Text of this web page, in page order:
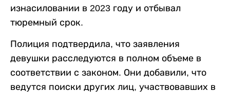
изнасиловании в 2023 году и отбывал
тюремный срок.
Полиция подтвердила, что заявления
девушки расследуются в полном объеме в
соответствии с законом. Они добавили, что
ведутся поиски других лиц, участвовавших в